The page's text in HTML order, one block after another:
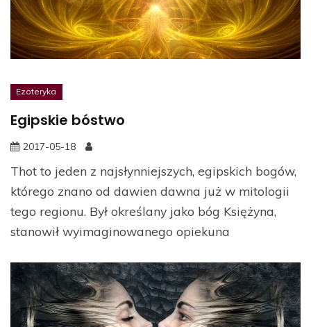
Ezoteryka
Egipskie bóstwo
2017-05-18
Thot to jeden z najsłynniejszych, egipskich bogów,
którego znano od dawien dawna już w mitologii
tego regionu. Był określany jako bóg Księżyna,
stanowił wyimaginowanego opiekuna